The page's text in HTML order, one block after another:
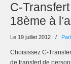
C-
18ème à
Le 19 juillet 2012 /
Choisissez C-
de transfert de